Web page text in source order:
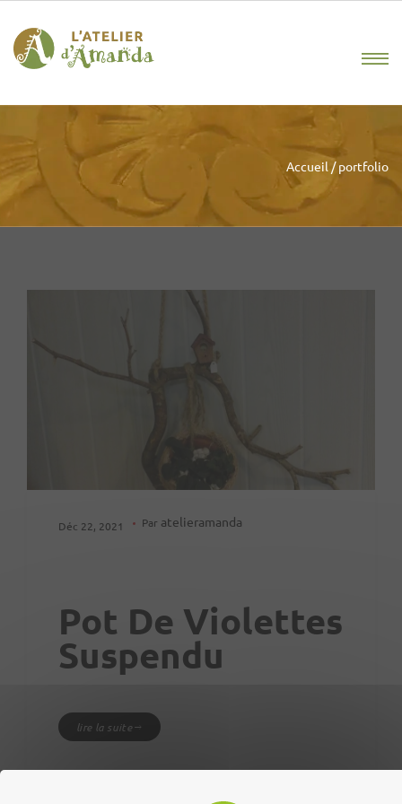
Accueil / portfolio
Déc 22, 2021 Par atelieramanda
Pot De Violettes
Suspendu
lire la suite